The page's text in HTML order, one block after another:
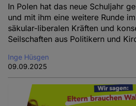
In Polen hat das neue Schuljahr
und mit ihm eine weitere Runde
säkular-liberalen Kräften und
Seilschaften aus Politikern und
Inge Hüsgen
09.09.2025